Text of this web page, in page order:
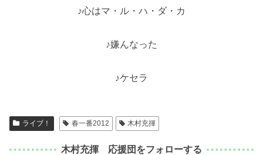
♪心はマ・ル・ハ・ダ・カ
♪嫌んなった
♪ケセラ
ライブ！ 春一番2012 木村充揮
木村充揮 応援団をフォローする